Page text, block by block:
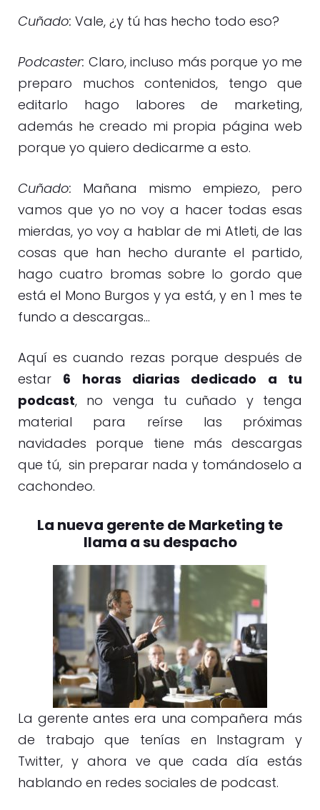
Cuñado: Vale, ¿y tú has hecho todo eso?
Podcaster: Claro, incluso más porque yo me
preparo muchos contenidos, tengo que
editarlo hago labores de marketing,
además he creado mi propia página web
porque yo quiero dedicarme a esto.
Cuñado: Mañana mismo empiezo, pero
vamos que yo no voy a hacer todas esas
mierdas, yo voy a hablar de mi Atleti, de las
cosas que han hecho durante el partido,
hago cuatro bromas sobre lo gordo que
está el Mono Burgos y ya está, y en 1 mes te
fundo a descargas…
Aquí es cuando rezas porque después de
estar 6 horas diarias dedicado a tu
podcast, no venga tu cuñado y tenga
material para reírse las próximas
navidades porque tiene más descargas
que tú, sin preparar nada y tomándoselo a
cachondeo.
La nueva gerente de Marketing te
llama a su despacho
La gerente antes era una compañera más
de trabajo que tenías en Instagram y
Twitter, y ahora ve que cada día estás
hablando en redes sociales de podcast.